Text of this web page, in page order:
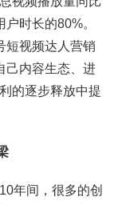
时长的80%。
短视频达人营销
己内容生态、进
的逐步释放中提
年间，很多的创